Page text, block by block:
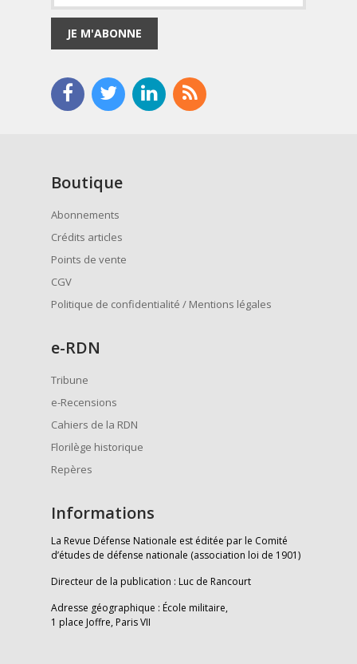
JE M'ABONNE
Boutique
Abonnements
Crédits articles
Points de vente
CGV
Politique de confidentialité / Mentions légales
e-RDN
Tribune
e-Recensions
Cahiers de la RDN
Florilège historique
Repères
Informations
La Revue Défense Nationale est éditée par le Comité
d’études de défense nationale (association loi de 1901)
Directeur de la publication : Luc de Rancourt
Adresse géographique : École militaire,
1 place Joffre, Paris VII